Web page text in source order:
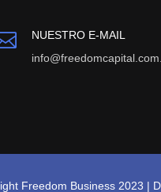
NUESTRO E-MAIL
Freedom Business 2023 |